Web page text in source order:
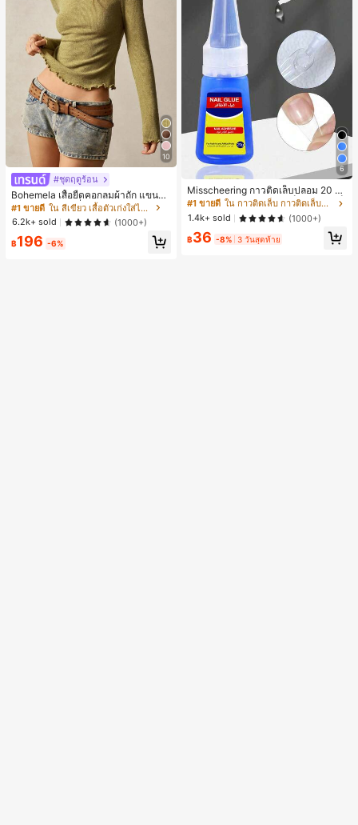
10
#ชุดฤดูร้อน
Bohemela เสื้อยืดคอกลมผ้าถัก แขนยา
ว สีเรียบ ใช้งานทั่วไป สำหรับผู้หญิง
#1 ขายดี
ใน สีเขียว เสื้อตัวเก่งใส่ได้ทุกวัน
6.2k+ sold
(1000+)
฿196 -6%
6
Misscheering กาวติดเล็บปลอม 20 กรั
ม แรงยึดสูง เจลสติกเกอร์เล็บนุ่ม แห้งเร็
ว เหมาะสำหรับผู้เริ่มต้นทำเล็บ ติดทนน
าน
#1 ขายดี
ใน กาวติดเล็บ กาวติดเล็บและสารยึดติด
1.4k+ sold
(1000+)
฿36 -8% 3 วันสุดท้าย